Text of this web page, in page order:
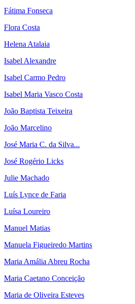
Fátima Fonseca
Flora Costa
Helena Atalaia
Isabel Alexandre
Isabel Carmo Pedro
Isabel Maria Vasco Costa
João Baptista Teixeira
João Marcelino
José Maria C. da Silva...
José Rogério Licks
Julie Machado
Luís Lynce de Faria
Luísa Loureiro
Manuel Matias
Manuela Figueiredo Martins
Maria Amália Abreu Rocha
Maria Caetano Conceição
Maria de Oliveira Esteves